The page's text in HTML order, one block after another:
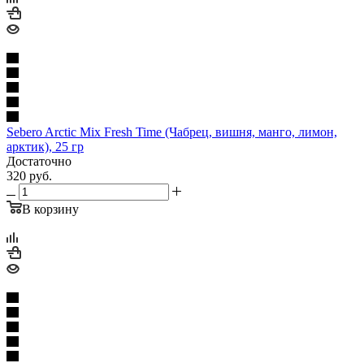
Sebero Arctic Mix Fresh Time (Чабрец, вишня, манго, лимон,
арктик), 25 гр
Достаточно
320 руб.
В корзину